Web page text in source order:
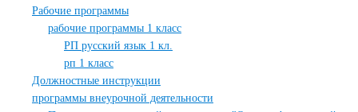
Рабочие программы
рабочие программы 1 класс
РП русский язык 1 кл.
рп 1 класс
Должностные инструкции
программы внеурочной деятельности